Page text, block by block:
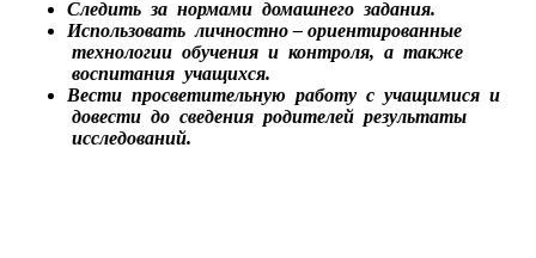
Следить за нормами домашнего задания.
Использовать личностно – ориентированные
технологии обучения и контроля, а также
воспитания учащихся.
Вести просветительную работу с учащимися и
довести до сведения родителей результаты
исследований.